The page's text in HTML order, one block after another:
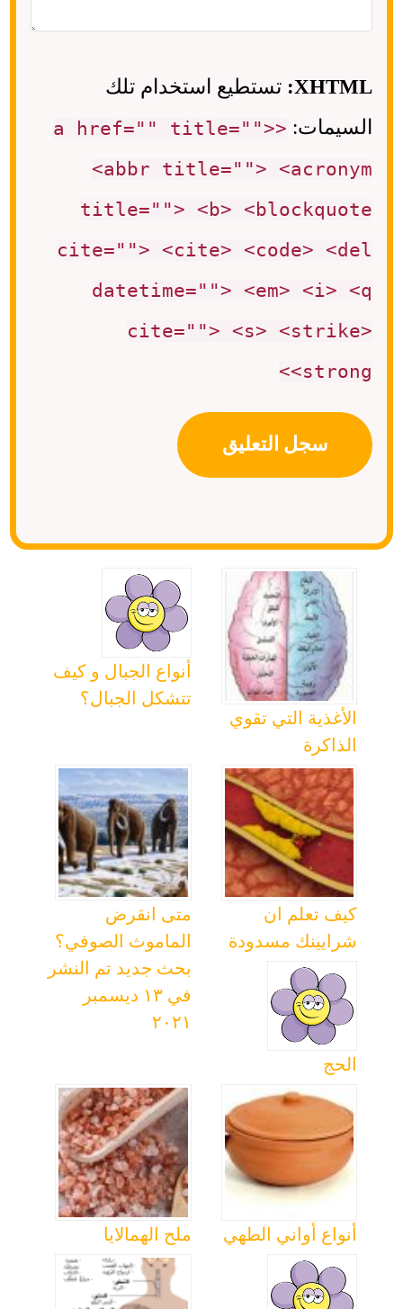
XHTML: تستطيع استخدام تلك
السيمات:
<a href="" title="">
<abbr title=""> <acronym
title=""> <b> <blockquote
cite=""> <cite> <code> <del
datetime=""> <em> <i> <q
cite=""> <s> <strike>
<strong>
أنواع الجبال و كيف
تتشكل الجبال؟
الأغذية التي تقوي
الذاكرة
متى انقرض
الماموث الصوفي؟
بحث جديد تم النشر
في ١٣ ديسمبر
٢٠٢١
كيف تعلم ان
شرايينك مسدودة
الحج
ملح الهمالايا أنواع أواني الطهي